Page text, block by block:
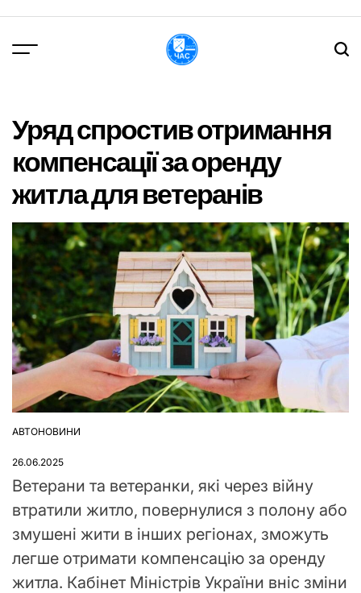
вмісту
Уряд спростив отримання
компенсації за оренду
житла для ветеранів
ОПУБЛІКУВАТИ
АВТОНОВИНИ
26.06.2025
Ветерани та ветеранки, які через війну
втратили житло, повернулися з полону або
змушені жити в інших регіонах, зможуть
легше отримати компенсацію за оренду
житла. Кабінет Міністрів України вніс зміни